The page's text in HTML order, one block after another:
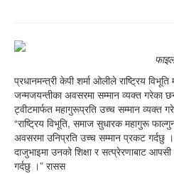
प्रधानमन्त्री केपी शर्मा ओलीले राष्ट्रिय
जन्मजयन्तीका अवसरमा सम्मान व्यक्त
ट्वीटमार्फत महागुरूप्रति उच्च सम्मान व्यक्त
“राष्ट्रिय विभूति, समाज सुधारक महागुरू
अवसरमा उनिप्रति उच्च सम्मान प्रकट गर्दछु
दाजुभाइमा उनको शिक्षा र सत्प्रेरणाबाट
गर्दछु ।” रासस